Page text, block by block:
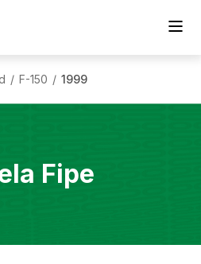
/ F-150 / 1999
Fipe